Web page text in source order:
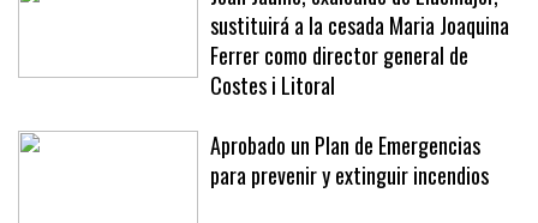
Joan Jaume, exalcalde de Llucmajor,
sustituirá a la cesada Maria Joaquina
Ferrer como director general de
Costes i Litoral
Aprobado un Plan de Emergencias